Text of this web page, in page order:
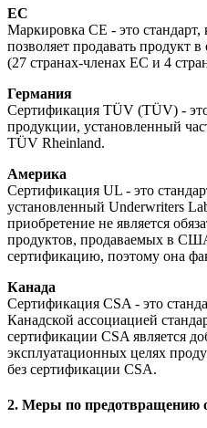
ЕС
Маркировка CE - это
позволяет продавать продукт
(27 странах-членах ЕС и 4
Германия
Сертификация TÜV (TÜV) - это
продукции, установленный
TÜV Rheinland.
Америка
Сертификация UL - это
установленный Underwriters
приобретение не является
продуктов, продаваемых в
сертификацию, поэтому она
Канада
Сертификация CSA - это
Канадской ассоциацией
сертификации CSA является
эксплуатационных целях
без сертификации CSA.
2. Меры по предотвращению